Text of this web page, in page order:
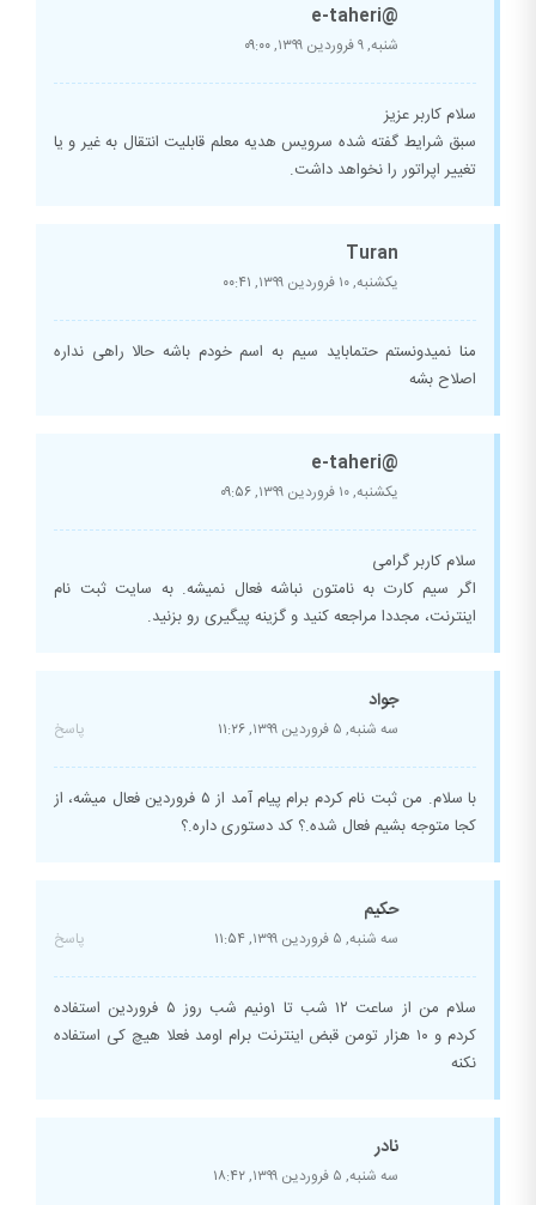
@e-taheri
شنبه, ۹ فروردین ۱۳۹۹, ۰۹:۰۰
سلام کاربر عزیز
سبق شرایط گفته شده سرویس هدیه معلم قابلیت انتقال به غیر و یا
تغییر اپراتور را نخواهد داشت.
Turan
یکشنبه, ۱۰ فروردین ۱۳۹۹, ۰۰:۴۱
منا نمیدونستم حتماباید سیم به اسم خودم باشه حالا راهی نداره
اصلاح بشه
@e-taheri
یکشنبه, ۱۰ فروردین ۱۳۹۹, ۰۹:۵۶
سلام کاربر گرامی
اگر سیم کارت به نامتون نباشه فعال نمیشه. به سایت ثبت نام
اینترنت، مجددا مراجعه کنید و گزینه پیگیری رو بزنید.
جواد
سه شنبه, ۵ فروردین ۱۳۹۹, ۱۱:۲۶ پاسخ
با سلام. من ثبت نام کردم برام پیام آمد از ۵ فروردین فعال میشه، از
کجا متوجه بشیم فعال شده.؟ کد دستوری داره.؟
حکیم
سه شنبه, ۵ فروردین ۱۳۹۹, ۱۱:۵۴ پاسخ
سلام من از ساعت ۱۲ شب تا ۱ونیم شب روز ۵ فروردین استفاده
کردم و ۱۰ هزار تومن قبض اینترنت برام اومد فعلا هیچ کی استفاده
نکنه
نادر
سه شنبه, ۵ فروردین ۱۳۹۹, ۱۸:۴۲